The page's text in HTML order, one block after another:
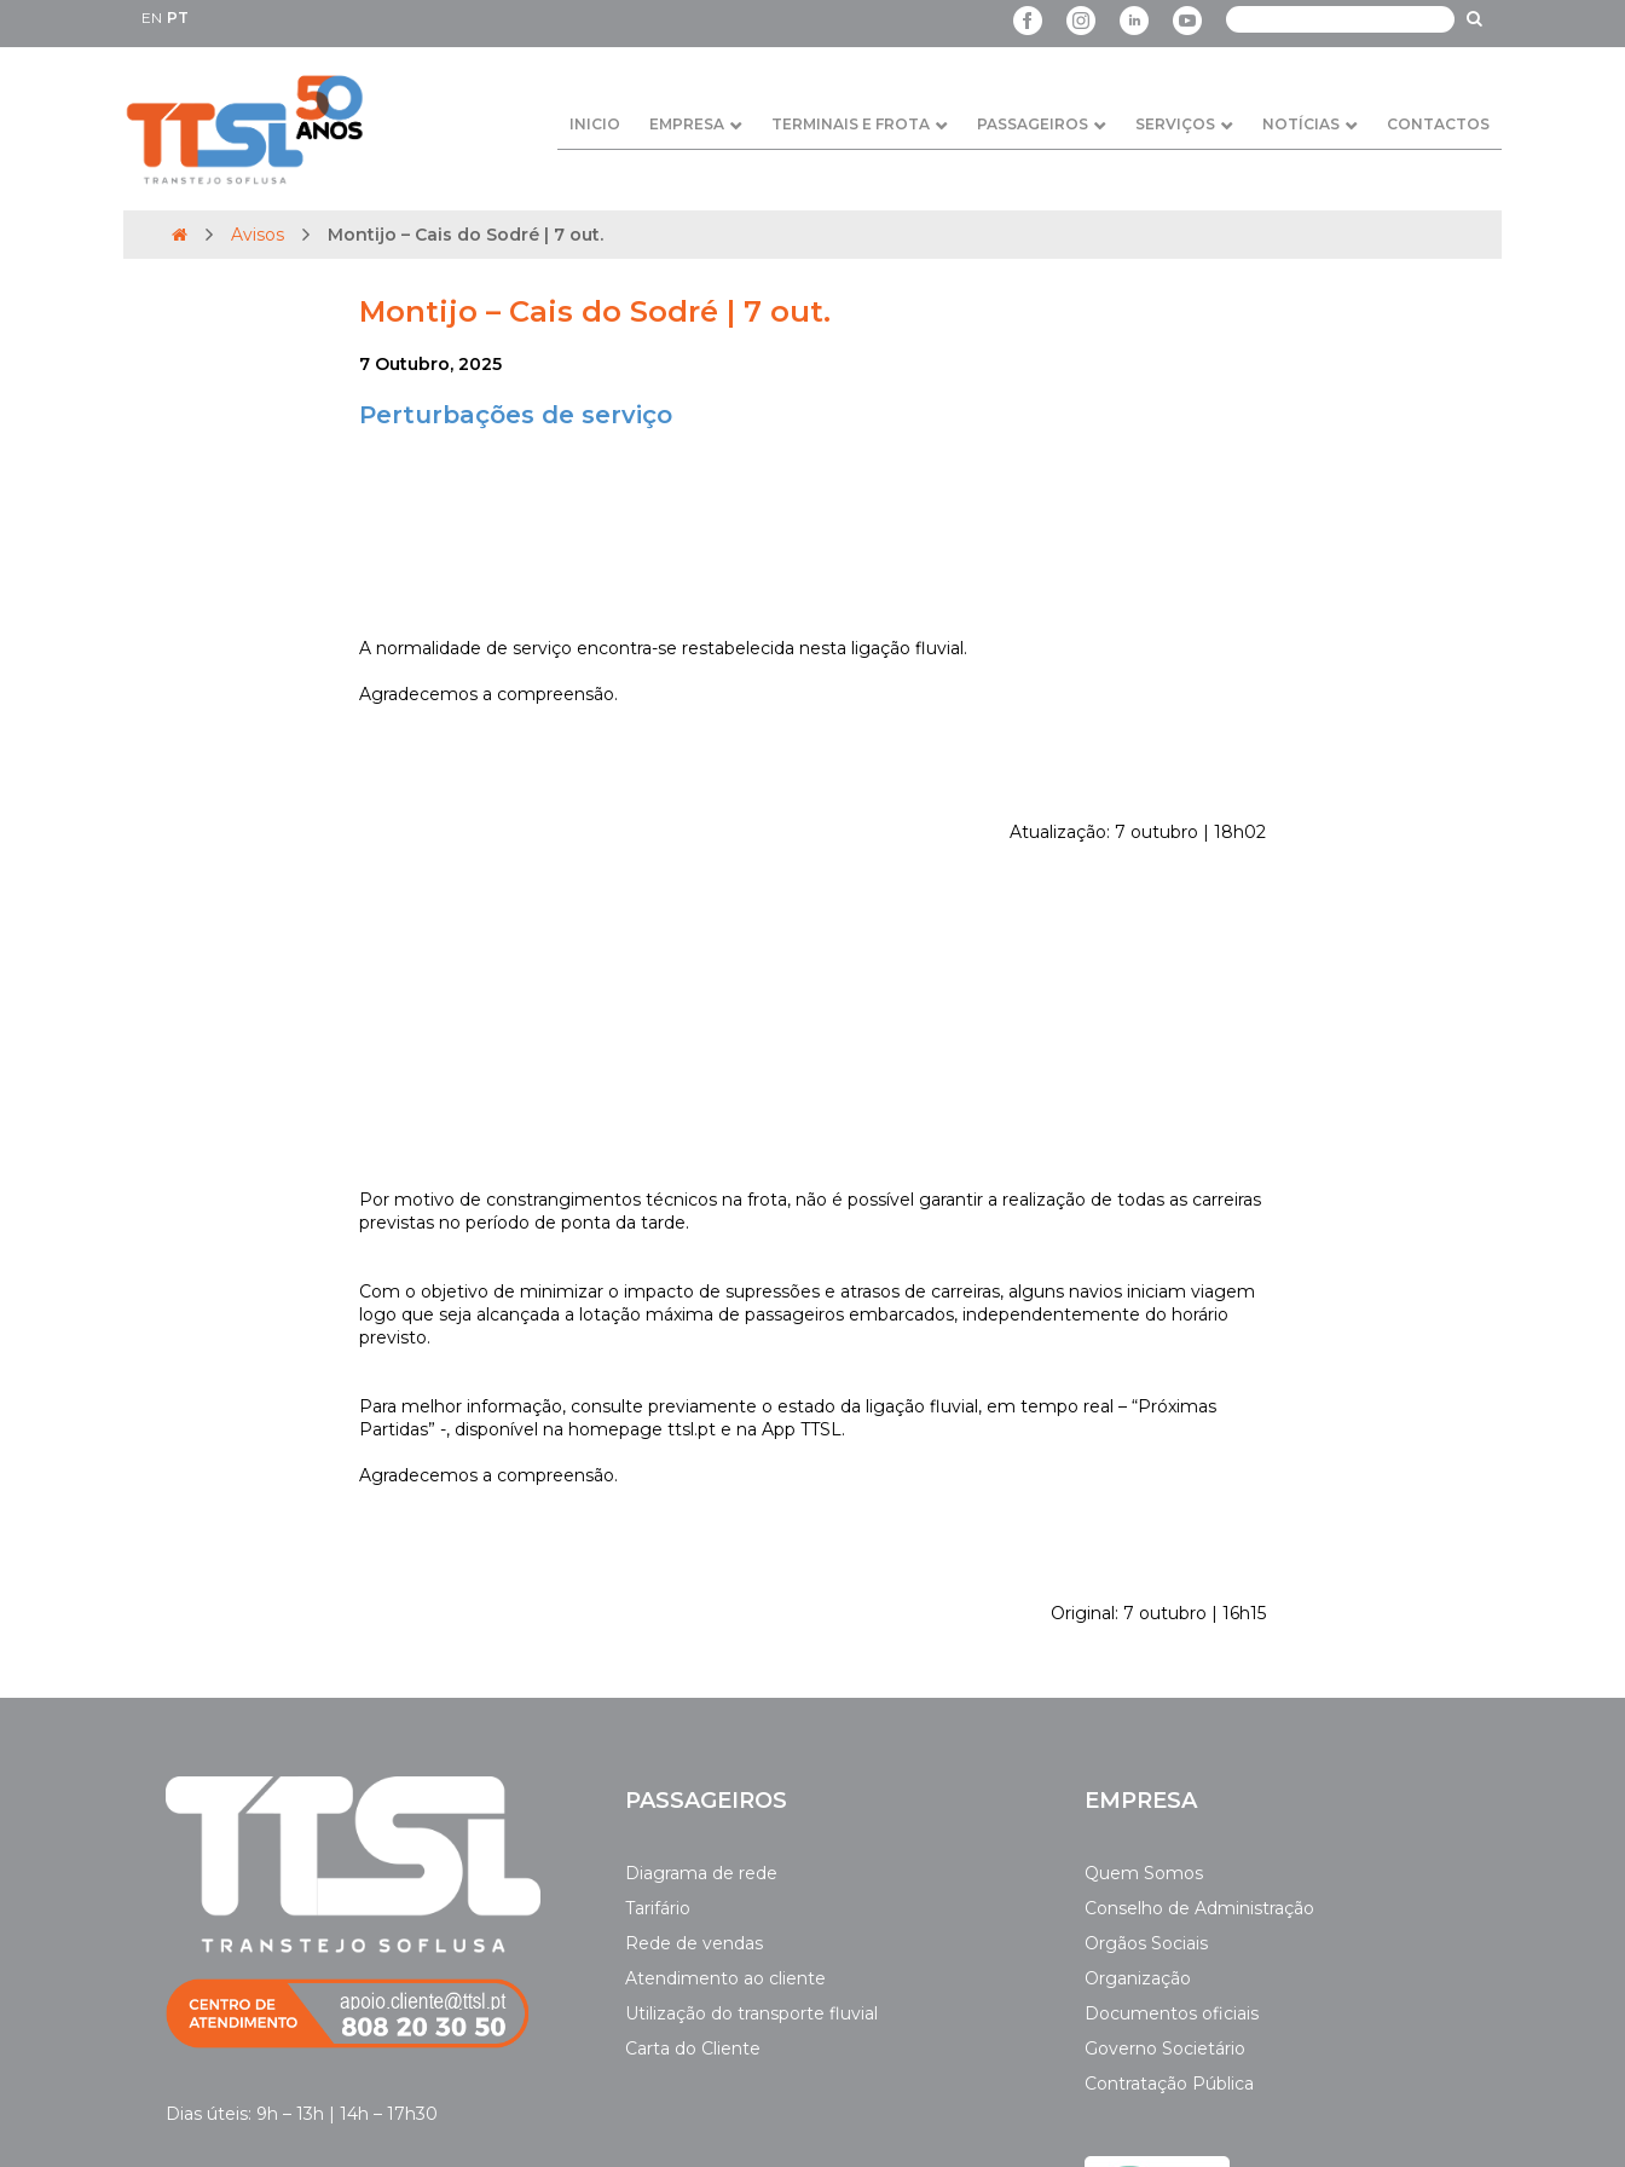
EN PT
INICIO EMPRESA TERMINAIS E FROTA PASSAGEIROS SERVIÇOS NOTÍCIAS CONTACTOS
Avisos Montijo – Cais do Sodré | 7 out.
Montijo – Cais do Sodré | 7 out.
7 Outubro, 2025
Perturbações de serviço
A normalidade de serviço encontra-se restabelecida nesta ligação fluvial.
Agradecemos a compreensão.
Atualização: 7 outubro | 18h02
Por motivo de constrangimentos técnicos na frota, não é possível garantir a realização de todas as carreiras
previstas no período de ponta da tarde.
Com o objetivo de minimizar o impacto de supressões e atrasos de carreiras, alguns navios iniciam viagem
logo que seja alcançada a lotação máxima de passageiros embarcados, independentemente do horário
previsto.
Para melhor informação, consulte previamente o estado da ligação fluvial, em tempo real – “Próximas
Partidas” -, disponível na homepage ttsl.pt e na App TTSL.
Agradecemos a compreensão.
Original: 7 outubro | 16h15
Dias úteis: 9h – 13h | 14h – 17h30
PASSAGEIROS
Diagrama de rede
Tarifário
Rede de vendas
Atendimento ao cliente
Utilização do transporte fluvial
Carta do Cliente
EMPRESA
Quem Somos
Conselho de Administração
Orgãos Sociais
Organização
Documentos oficiais
Governo Societário
Contratação Pública